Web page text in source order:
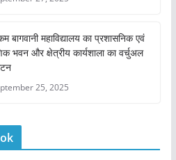
बागवानी महाविद्यालय का प्रशासनिक एवं
भवन और क्षेत्रीय कार्यशाला का वर्चुअल
25, 2025